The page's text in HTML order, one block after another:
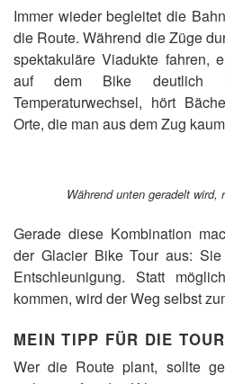
Immer wieder begleitet die
die Route. Während die Züge
spektakuläre Viadukte fahren,
auf dem Bike deutlich
Temperaturwechsel, hört
Orte, die man aus dem Zug
Während unten geradelt
Gerade diese Kombination
der Glacier Bike Tour aus:
Entschleunigung. Statt
kommen, wird der Weg selbst
MEIN TIPP FÜR DIE TOUR
Wer die Route plant, sollte